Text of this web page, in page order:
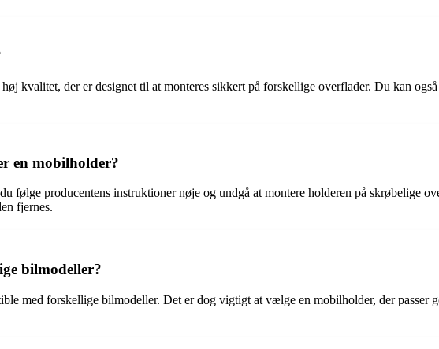
kvalitet, der er designet til at monteres sikkert på forskellige overflader. Du kan
en mobilholder?
følge producentens instruktioner nøje og undgå at montere holderen på skrøbelige
fjernes.
bilmodeller?
med forskellige bilmodeller. Det er dog vigtigt at vælge en mobilholder, der passer